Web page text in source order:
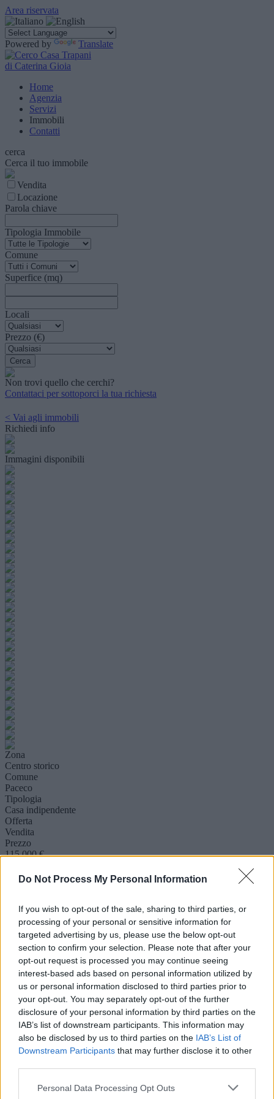
Do Not Process My Personal Information
If you wish to opt-out of the sale, sharing to third parties, or
processing of your personal or sensitive information for
targeted advertising by us, please use the below opt-out
section to confirm your selection. Please note that after your
opt-out request is processed you may continue seeing
interest-based ads based on personal information utilized by
us or personal information disclosed to third parties prior to
your opt-out. You may separately opt-out of the further
disclosure of your personal information by third parties on the
IAB’s list of downstream participants. This information may
also be disclosed by us to third parties on the IAB’s List of
Downstream Participants that may further disclose it to other
Personal Data Processing Opt Outs
Area riservata
Powered by Translate
di Caterina Gioia
Home
Agenzia
Servizi
Immobili
Contatti
cerca
Cerca il tuo immobile
Vendita
Locazione
Parola chiave
Tipologia Immobile
Comune
Superfice (mq)
Locali
Prezzo (€)
Non trovi quello che cerchi?
Contattaci per sottoporci la tua richiesta
< Vai agli immobili
Richiedi info
Immagini disponibili
Zona
Centro storico
Comune
Paceco
Tipologia
Casa indipendente
Offerta
Vendita
Prezzo
115.000 €
141 mq ca.
Classe E.
In corso di valutazione 105,47 Q
Descrizione
Altro
L'Agenzia Cerco Casa di Gioia Caterina 3473922507 vende a
Paceco in zona centrale e ben servita un immobile indipendente su
piu' livelli. L'immobile è composto da: piano terra ingresso con
comodo androne, ampio garage di mq. 25 con accesso sia interno
che direttamente con saracinesca dalla strada ed ulteriore vano con
bagno. Al primo livello troviamo un disimpegno, cucina abitabile,
salone comodo e riposto. Al secondo livello vi sono tre camere, uno
studio ed un bagno con vasca. Mq. immobile 141. Per finire comoda
stanza adibita a lavanderia sulla terrazza aperta. Presente una
cisterna di 42 mila litri. L'immobile si presenta in buono stato ed è
ad abitazione principale visto la vicinanza alla piazza ed a tutti i servi